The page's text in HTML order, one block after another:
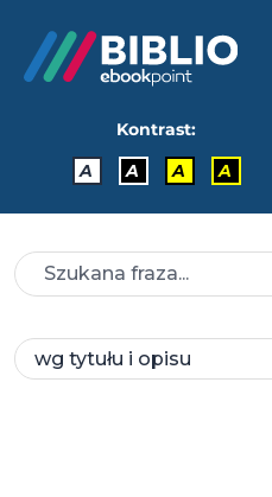
Kontrast:
A
A A A